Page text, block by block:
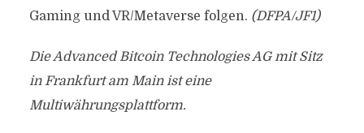
Gaming und VR/Metaverse folgen. (DFPA/JF1)
Die Advanced Bitcoin Technologies AG mit Sitz
in Frankfurt am Main ist eine
Multiwährungsplattform.